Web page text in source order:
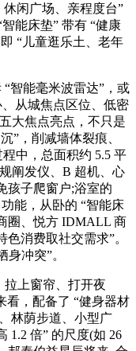
闲广场、亲程度台”
能床垫” 带有 “健康
“儿童逛乐土、老年
能毫米波雷达”，或
从城焦点区位、低密
大焦点亮点，不只是
”，削减墙体裂痕、
中，总面积约 5.5 平
阐发仪、B 超机、心
孩子爬窗户;浴室的
能，从卧的 “智能床
圈、悦方 IDMALL 商
消费取社交需求”。
身冲突”。
上窗帘、打开夜
看，配备了 “健身器材
林荫步道、小型广
1.2 倍” 的尺度(如 26